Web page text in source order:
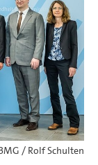
/ Rolf Schulten